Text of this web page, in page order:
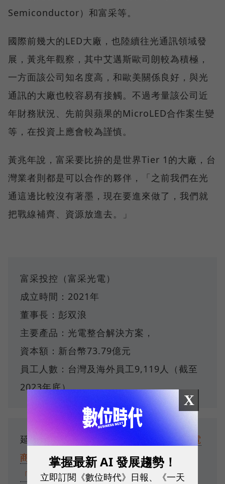
Semiconductor）和富采等。
國際前幾大的LED大廠，也陸續往光通訊領域發
展，黃兆年觀察，其中艾邁斯歐司朗較為積極，
一方面該公司知名度高，和歐美關係良好，與光
通訊的大廠也較容易有接觸。不過考量該公司近
年財務狀況、先前與蘋果的MicroLED合作案生變
等，在投資上應會較為謹慎。
黃兆年說，富采要比拚的是世界Tier 1的大廠，台
灣業者則都是可以合作的夥伴，「之前我們在光
通這邊比較沒有著墨，現在要進來做了，我們就
把戰線補齊、資源放進去。」
富采投控（富采光電）
成立時間：2021年
董事長：彭双浪
主要產品：光電整合解決方案，
資本額：新台幣73.79億元
員工人數：台灣及海外員工9,119人（截至
2023年底）
延伸閱讀：觀點｜外來種酷澎，不是台灣電
商的唯一天敵：momo首次Q1衰退，輸在
「企業DNA」 從網球拍進軍晶圓代工大
X
掌握最新 AI 發展趨勢！
立即訂閱《數位時代》日報、《一天